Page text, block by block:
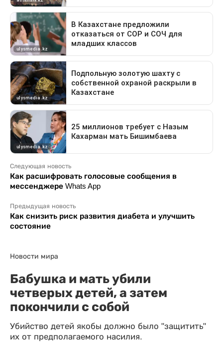
Следующая новость
Как расшифровать голосовые сообщения в
мессенджере Whats App
Предыдущая новость
Как снизить риск развития диабета и улучшить
состояние
Новости мира
Бабушка и мать убили
четверых детей, а затем
покончили с собой
Убийство детей якобы должно было "защитить"
их от предполагаемого насилия.